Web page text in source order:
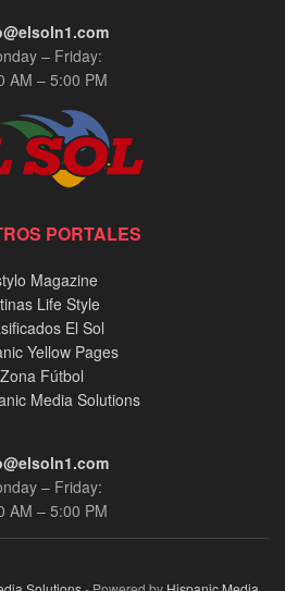
– Friday:
AM – 5:00 PM
PORTALES
Magazine
Life Style
El Sol
Yellow Pages
Zona Fútbol
Media Solutions
– Friday:
AM – 5:00 PM